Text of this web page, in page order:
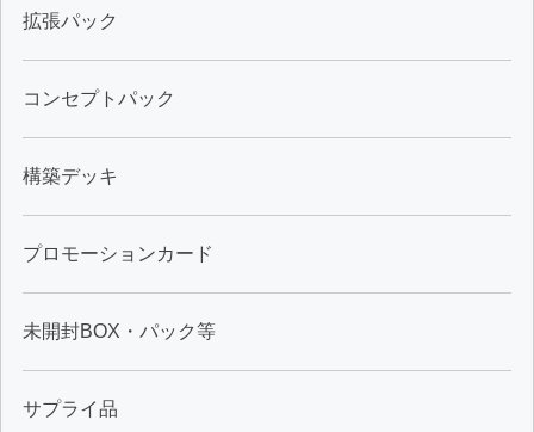
拡張パック
コンセプトパック
構築デッキ
プロモーションカード
未開封BOX・パック等
サプライ品